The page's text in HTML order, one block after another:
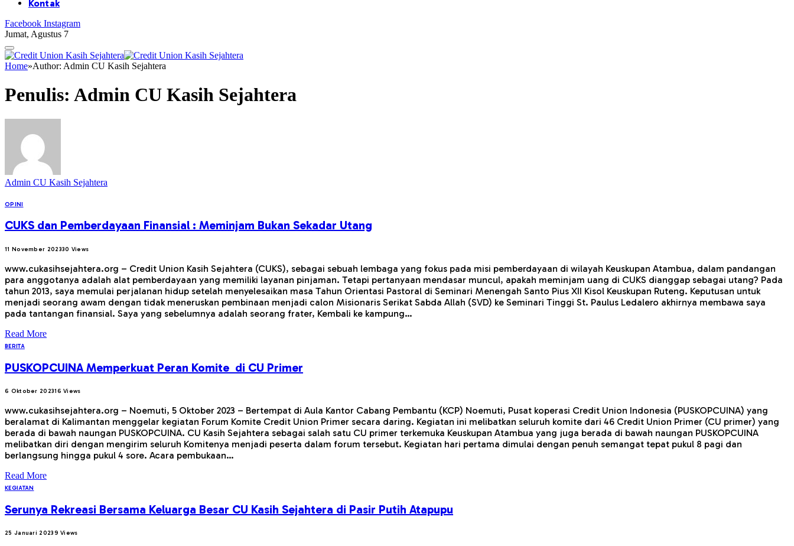
Kontak
Facebook Instagram
Jumat, Agustus 7
Home»Author: Admin CU Kasih Sejahtera
Penulis: Admin CU Kasih Sejahtera
Admin CU Kasih Sejahtera
OPINI
CUKS dan Pemberdayaan Finansial : Meminjam Bukan Sekadar Utang
11 November 202330 Views
www.cukasihsejahtera.org – Credit Union Kasih Sejahtera (CUKS), sebagai sebuah lembaga yang fokus pada misi pemberdayaan di wilayah Keuskupan Atambua, dalam pandangan
para anggotanya adalah alat pemberdayaan yang memiliki layanan pinjaman. Tetapi pertanyaan mendasar muncul, apakah meminjam uang di CUKS dianggap sebagai utang? Pada
tahun 2013, saya memulai perjalanan hidup setelah menyelesaikan masa Tahun Orientasi Pastoral di Seminari Menengah Santo Pius XII Kisol Keuskupan Ruteng. Keputusan untuk
menjadi seorang awam dengan tidak meneruskan pembinaan menjadi calon Misionaris Serikat Sabda Allah (SVD) ke Seminari Tinggi St. Paulus Ledalero akhirnya membawa saya
pada tantangan finansial. Saya yang sebelumnya adalah seorang frater, Kembali ke kampung…
Read More
BERITA
PUSKOPCUINA Memperkuat Peran Komite di CU Primer
6 Oktober 202316Views
www.cukasihsejahtera.org – Noemuti, 5 Oktober 2023 – Bertempat di Aula Kantor Cabang Pembantu (KCP) Noemuti, Pusat koperasi Credit Union Indonesia (PUSKOPCUINA) yang
beralamat di Kalimantan menggelar kegiatan Forum Komite Credit Union Primer secara daring. Kegiatan ini melibatkan seluruh komite dari 46 Credit Union Primer (CU primer) yang
berada di bawah naungan PUSKOPCUINA. CU Kasih Sejahtera sebagai salah satu CU primer terkemuka Keuskupan Atambua yang juga berada di bawah naungan PUSKOPCUINA
melibatkan diri dengan mengirim seluruh Komitenya menjadi peserta dalam forum tersebut. Kegiatan hari pertama dimulai dengan penuh semangat tepat pukul 8 pagi dan
berlangsung hingga pukul 4 sore. Acara pembukaan…
Read More
KEGIATAN
Serunya Rekreasi Bersama Keluarga Besar CU Kasih Sejahtera di Pasir Putih Atapupu
25 Januari 20239Views